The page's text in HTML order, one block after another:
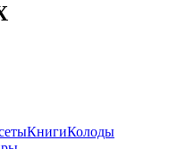
КнигиКолоды